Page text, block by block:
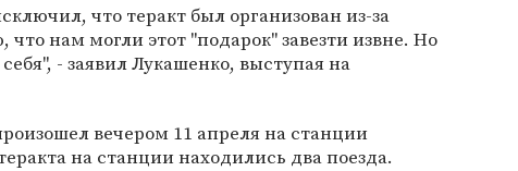
что теракт был организован из-за
нам могли этот "подарок" завезти извне. Но
- заявил Лукашенко, выступая на
вечером 11 апреля на станции
на станции находились два поезда.